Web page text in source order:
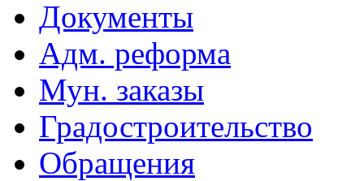
Документы
Адм. реформа
Мун. заказы
Градостроительство
Обращения